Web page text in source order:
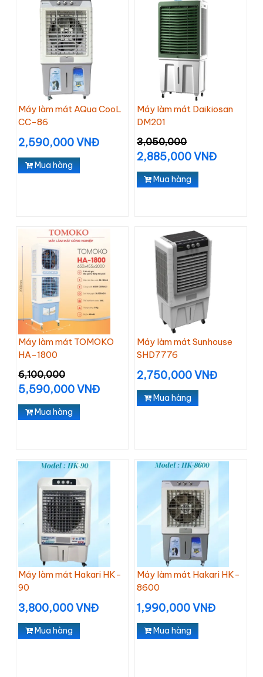
Máy làm mát AQua CooL
CC-86
2,590,000 VNĐ
Mua hàng
Máy làm mát Daikiosan
DM201
3,050,000
2,885,000 VNĐ
Mua hàng
Máy làm mát TOMOKO
HA-1800
6,100,000
5,590,000 VNĐ
Mua hàng
Máy làm mát Sunhouse
SHD7776
2,750,000 VNĐ
Mua hàng
Máy làm mát Hakari HK-
90
3,800,000 VNĐ
Mua hàng
Máy làm mát Hakari HK-
8600
1,990,000 VNĐ
Mua hàng